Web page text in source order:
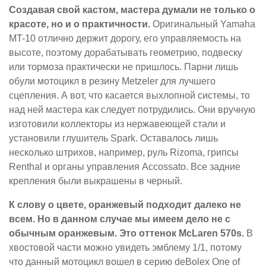
Создавая свой кастом, мастера думали не только о
красоте, но и о практичности. Оригинальный Yamaha
MT-10 отлично держит дорогу, его управляемость на
высоте, поэтому дорабатывать геометрию, подвеску
или тормоза практически не пришлось. Парни лишь
обули мотоцикл в резину Metzeler для лучшего
сцепления. А вот, что касается выхлопной системы, то
над ней мастера как следует потрудились. Они вручную
изготовили коллекторы из нержавеющей стали и
установили глушитель Spark. Оставалось лишь
несколько штрихов, например, руль Rizoma, грипсы
Renthal и органы управления Accossato. Все задние
крепления были выкрашены в черный.
К слову о цвете, оранжевый подходит далеко не
всем. Но в данном случае мы имеем дело не с
обычным оранжевым. Это оттенок McLaren 570s. В
хвостовой части можно увидеть эмблему 1/1, потому
что данный мотоцикл вошел в серию deBolex One of